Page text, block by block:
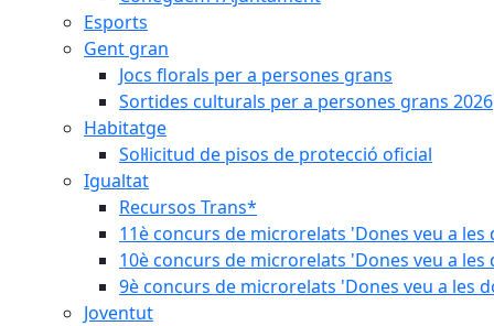
Esports
Gent gran
Jocs florals per a persones grans
Sortides culturals per a persones grans 2026
Habitatge
Sol·licitud de pisos de protecció oficial
Igualtat
Recursos Trans*
11è concurs de microrelats 'Dones veu a les
10è concurs de microrelats 'Dones veu a les
9è concurs de microrelats 'Dones veu a les
Joventut